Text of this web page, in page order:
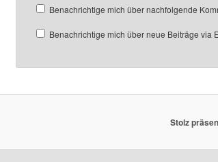
Benachrichtige mich über nachfolgende
Benachrichtige mich über neue Beiträge via
Stolz